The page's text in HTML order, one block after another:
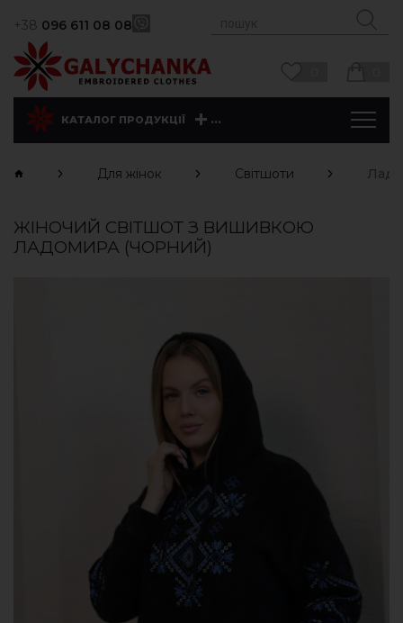
+38 096 611 08 08
КАТАЛОГ ПРОДУКЦІЇ ...
Для жінок Світшоти
ЖІНОЧИЙ СВІТШОТ З ВИШИВКОЮ
ЛАДОМИРА (ЧОРНИЙ)